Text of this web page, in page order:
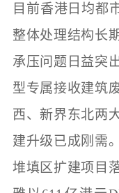
目前香港日均都
整体处理结构长
承压问题日益突
型专属接收建筑
西、新界东北两
建升级已成刚需
堆填区扩建项目